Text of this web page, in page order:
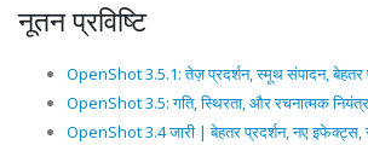
नूतन प्रविष्टि
OpenShot 3.5.1: तेज़ प्रदर्शन, स्मूथ संपादन, बेहतर
OpenShot 3.5: गति, स्थिरता, और रचनात्मक
OpenShot 3.4 जारी | बेहतर प्रदर्शन, नए इफेक्ट्स,